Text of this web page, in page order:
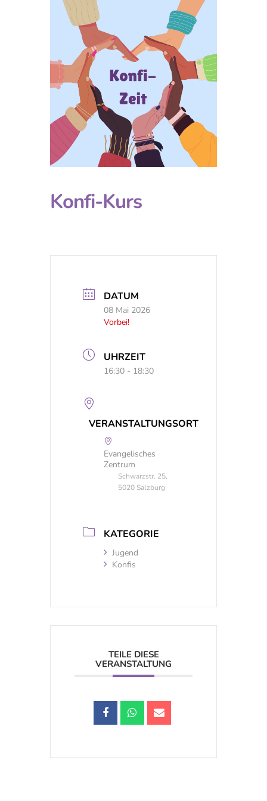
Konfi-Kurs
DATUM
08 Mai 2026
Vorbei!
UHRZEIT
16:30 - 18:30
VERANSTALTUNGSORT
Evangelisches
Zentrum
Schwarzstr. 25,
5020 Salzburg
KATEGORIE
Jugend
Konfis
TEILE DIESE
VERANSTALTUNG